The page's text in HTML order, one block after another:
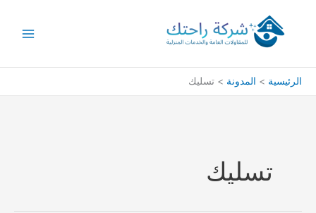
المحتوى
الرئيسية المدونة تسليك
تسليك